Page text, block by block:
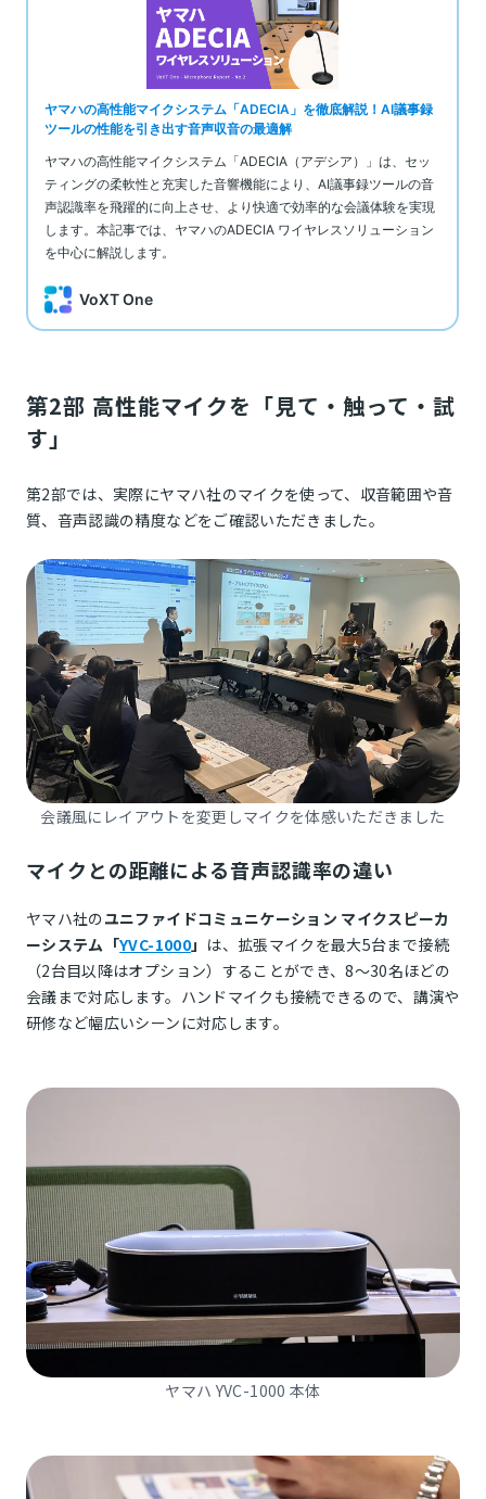
第2部 高性能マイクを「見て・触って・試
す」
第2部では、実際にヤマハ社のマイクを使って、収音範囲や音
質、音声認識の精度などをご確認いただきました。
会議風にレイアウトを変更しマイクを体感いただきました
マイクとの距離による音声認識率の違い
ヤマハ社のユニファイドコミュニケーション マイクスピーカ
ーシステム「YVC-1000」 は、拡張マイクを最大5台まで接続
（2台目以降はオプション）することができ、8～30名ほどの
会議まで対応します。ハンドマイクも接続できるので、講演や
研修など幅広いシーンに対応します。
ヤマハ YVC-1000 本体